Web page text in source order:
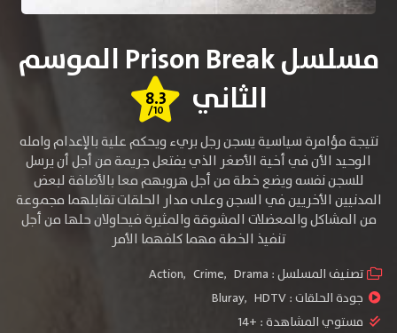
مسلسل Prison Break الموسم
الثاني
8.3
/10
نتيجة مؤامرة سياسية يسجن رجل بريء ويحكم علية بالإعدام وامله
الوحيد الأن في أخية الأصغر الذي يفتعل جريمة من أجل أن يرسل
للسجن نفسه ويضع خطة من أجل هروبهم معا بالأضافة لبعض
المدنيين الأخريين في السجن وعلى مدار الحلقات تقابلهما مجموعة
من المشاكل والمعضلات المشوقة والمثيرة فيحاولان حلها من أجل
تنفيذ الخطة مهما كلفهما الأمر
تصنيف المسلسل : Action, Crime, Drama
جودة الحلقات :
Bluray, HDTV
مستوي المشاهدة : +14